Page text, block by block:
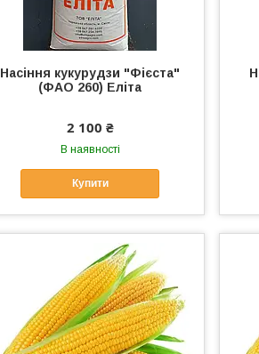
Насіння кукурудзи "Фієста"
(ФАО 260) Еліта
2 100 ₴
В наявності
Купити